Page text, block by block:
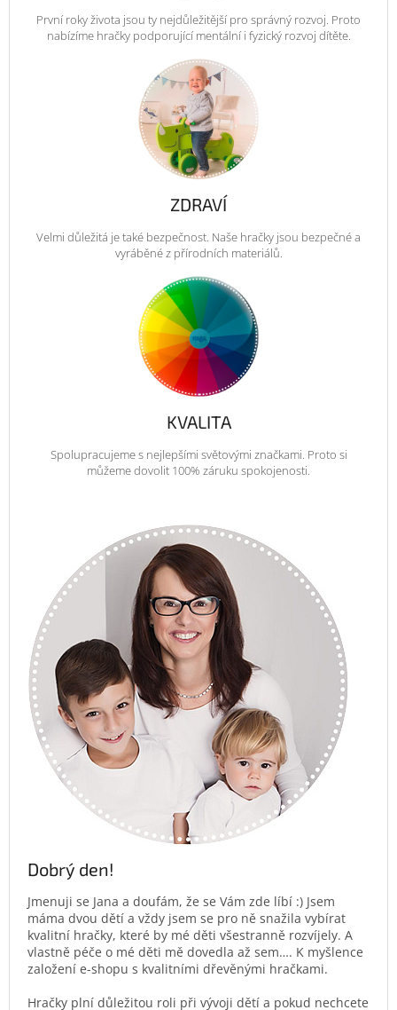
První roky života jsou ty nejdůležitější pro správný rozvoj. Proto
nabízíme hračky podporující mentální i fyzický rozvoj dítěte.
ZDRAVÍ
Velmi důležitá je také bezpečnost. Naše hračky jsou bezpečné a
vyráběné z přírodních materiálů.
KVALITA
Spolupracujeme s nejlepšími světovými značkami. Proto si
můžeme dovolit 100% záruku spokojenosti.
Dobrý den!
Jmenuji se Jana a doufám, že se Vám zde líbí :) Jsem
máma dvou dětí a vždy jsem se pro ně snažila vybírat
kvalitní hračky, které by mé děti všestranně rozvíjely. A
vlastně péče o mé děti mě dovedla až sem…. K myšlence
založení e-shopu s kvalitními dřevěnými hračkami.
Hračky plní důležitou roli při vývoji dětí a pokud nechcete